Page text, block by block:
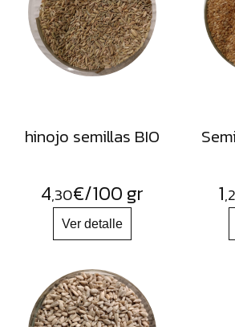
hinojo semillas BIO
4,30€/100 gr 1